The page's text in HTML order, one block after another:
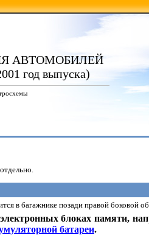
АВТОМОБИЛЕЙ
год выпуска)
в багажнике позади правой боковой
блоках памяти,
батареи.